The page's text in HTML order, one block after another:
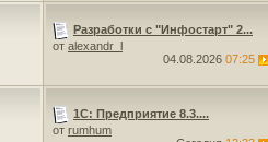
Разработки с "Инфостарт" 2...
от alexandr_l
04.08.2026 07:25
1С: Предприятие 8.3....
от rumhum